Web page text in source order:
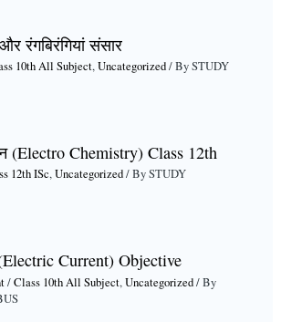
रंगबिरंगियां संसार
10th All Subject,Uncategorized/ BySTUDY
(Electro Chemistry) Class 12th
12th ISc,Uncategorized/ BySTUDY
(Electric Current) Objective
/Class 10th All Subject,Uncategorized/ By